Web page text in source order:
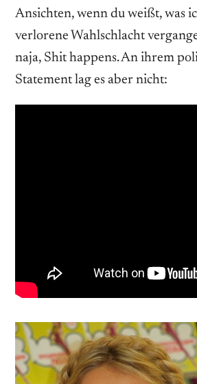
Ansichten, wenn du weißt, was
verlorene Wahlschlacht
naja, Shit happens. An ihrem
Statement lag es aber nicht: